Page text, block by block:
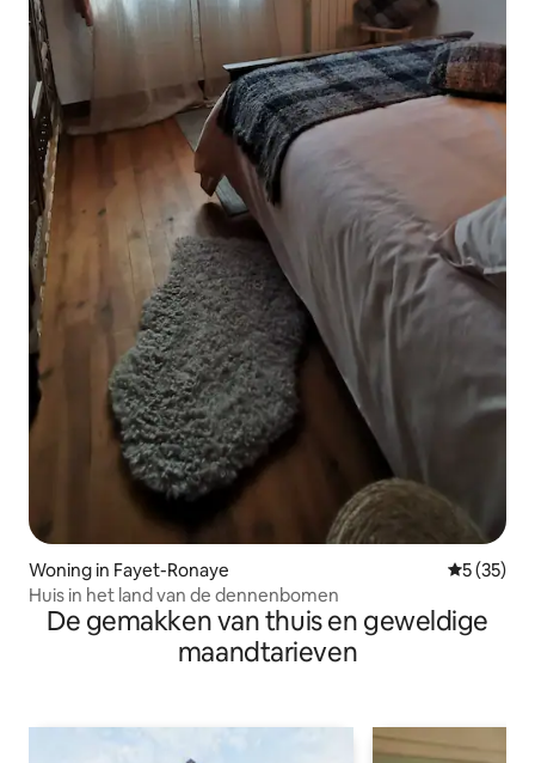
Woning in Fayet-Ronaye
5 (35)
Huis in het land van de dennenbomen
De gemakken van thuis en geweldige
maandtarieven